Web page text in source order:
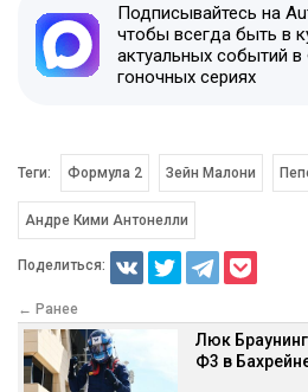
Подписывайтесь на
чтобы всегда быть в
актуальных событий
гоночных сериях
Теги: Формула 2 Зейн Малони
Андре Кими Антонелли
Поделиться:
← Ранее
Люк
Ф3 в